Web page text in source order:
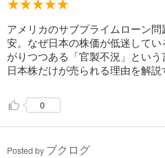
アメリカのサブプライムローン
安。なぜ日本の株価が低迷して
がりつつある「官製不況」とい
日本株だけが売られる理由を解説
0
Posted by ブクログ